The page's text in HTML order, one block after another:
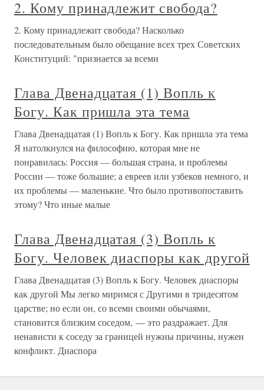
2. Кому принадлежит свобода?
2. Кому принадлежит свобода? Насколько
последовательным было обещание всех трех Советских
Конституций: "признается за всеми
Глава Двенадцатая (1) Вопль к
Богу. Как пришла эта тема
Глава Двенадцатая (1) Вопль к Богу. Как пришла эта тема
Я натолкнулся на философию, которая мне не
понравилась: Россия — большая страна, и проблемы
России — тоже большие; а евреев или узбеков немного, и
их проблемы — маленькие. Что было противопоставить
этому? Что иные малые
Глава Двенадцатая (3) Вопль к
Богу. Человек диаспоры как другой
Глава Двенадцатая (3) Вопль к Богу. Человек диаспоры
как другой Мы легко миримся с Другими в тридесятом
царстве; но если он, со всеми своими обычаями,
становится близким соседом, — это раздражает. Для
ненависти к соседу за границей нужны причины, нужен
конфликт. Диаспора